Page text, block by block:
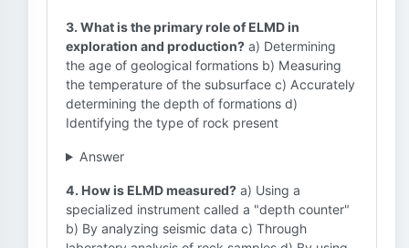
3. What is the primary role of ELMD in
exploration and production? a) Determining
the age of geological formations b) Measuring
the temperature of the subsurface c) Accurately
determining the depth of formations d)
Identifying the type of rock present
Answer
4. How is ELMD measured? a) Using a
specialized instrument called a "depth counter"
b) By analyzing seismic data c) Through